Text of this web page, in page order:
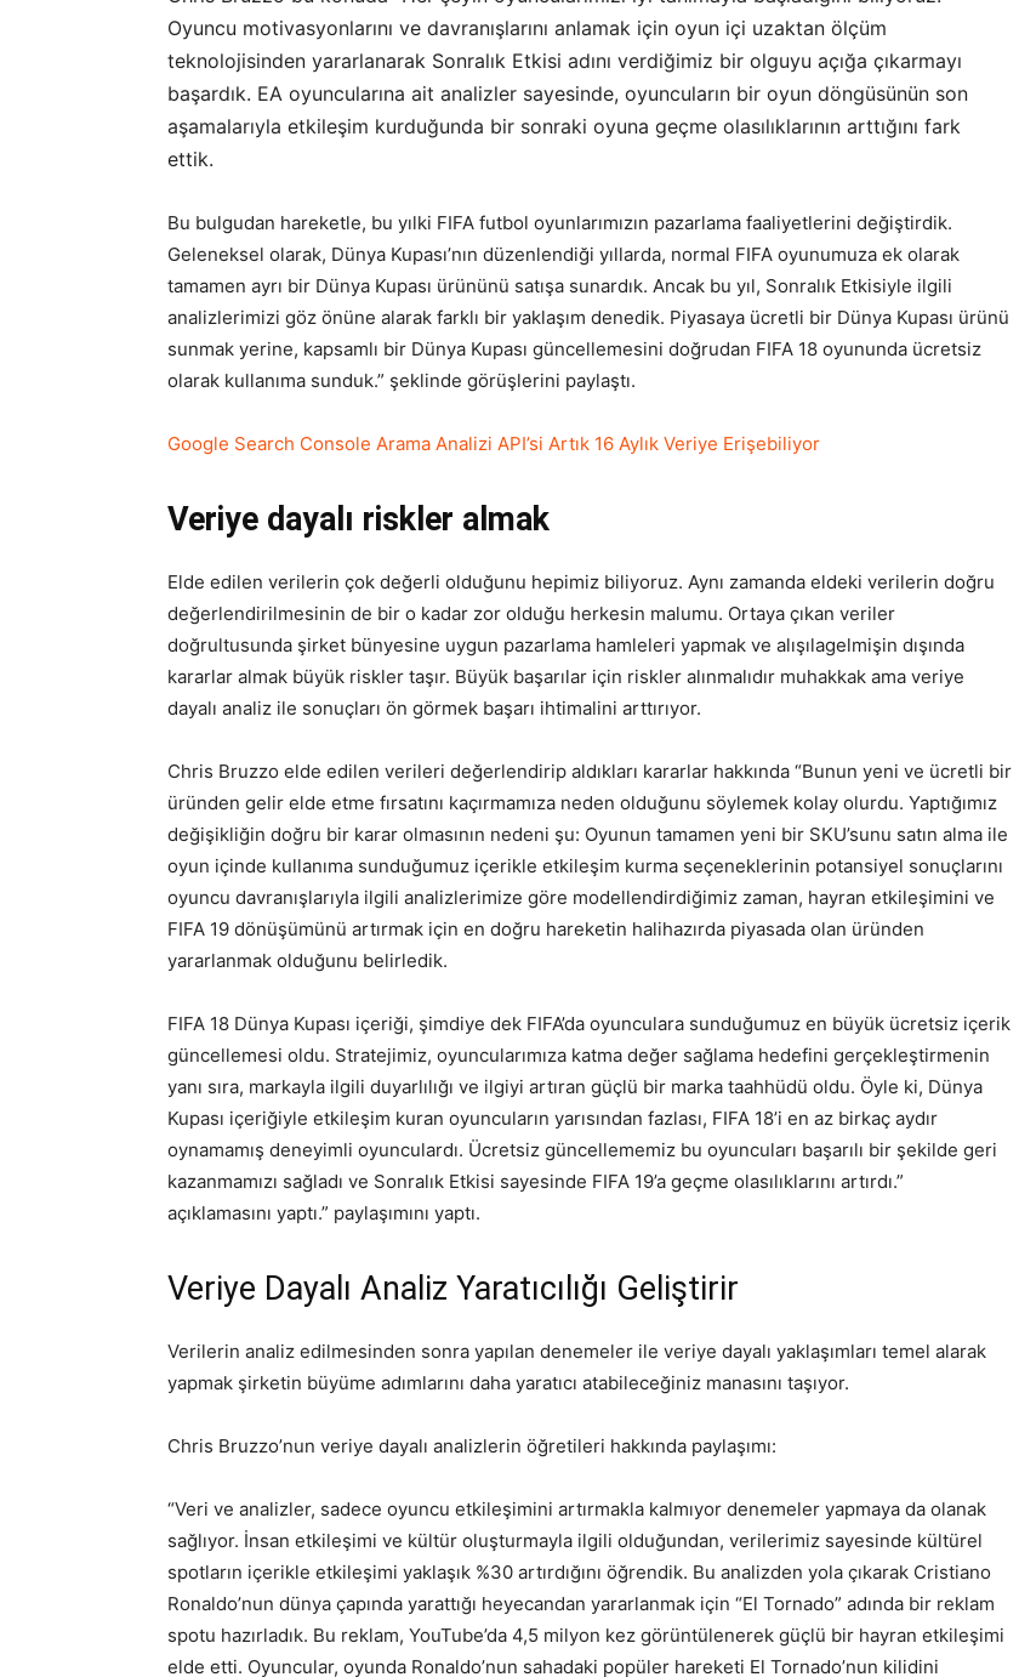
Oyuncu motivasyonlarını ve davranışlarını anlamak için oyun içi uzaktan ölçüm
teknolojisinden yararlanarak Sonralık Etkisi adını verdiğimiz bir olguyu açığa çıkarmayı
başardık. EA oyuncularına ait analizler sayesinde, oyuncuların bir oyun döngüsünün son
aşamalarıyla etkileşim kurduğunda bir sonraki oyuna geçme olasılıklarının arttığını fark
ettik.
Bu bulgudan hareketle, bu yılki FIFA futbol oyunlarımızın pazarlama faaliyetlerini değiştirdik.
Geleneksel olarak, Dünya Kupası’nın düzenlendiği yıllarda, normal FIFA oyunumuza ek olarak
tamamen ayrı bir Dünya Kupası ürününü satışa sunardık. Ancak bu yıl, Sonralık Etkisiyle ilgili
analizlerimizi göz önüne alarak farklı bir yaklaşım denedik. Piyasaya ücretli bir Dünya Kupası ürünü
sunmak yerine, kapsamlı bir Dünya Kupası güncellemesini doğrudan FIFA 18 oyununda ücretsiz
olarak kullanıma sunduk.” şeklinde görüşlerini paylaştı.
Google Search Console Arama Analizi API’si Artık 16 Aylık Veriye Erişebiliyor
Veriye dayalı riskler almak
Elde edilen verilerin çok değerli olduğunu hepimiz biliyoruz. Aynı zamanda eldeki verilerin doğru
değerlendirilmesinin de bir o kadar zor olduğu herkesin malumu. Ortaya çıkan veriler
doğrultusunda şirket bünyesine uygun pazarlama hamleleri yapmak ve alışılagelmişin dışında
kararlar almak büyük riskler taşır. Büyük başarılar için riskler alınmalıdır muhakkak ama veriye
dayalı analiz ile sonuçları ön görmek başarı ihtimalini arttırıyor.
Chris Bruzzo elde edilen verileri değerlendirip aldıkları kararlar hakkında “Bunun yeni ve ücretli bir
üründen gelir elde etme fırsatını kaçırmamıza neden olduğunu söylemek kolay olurdu. Yaptığımız
değişikliğin doğru bir karar olmasının nedeni şu: Oyunun tamamen yeni bir SKU’sunu satın alma ile
oyun içinde kullanıma sunduğumuz içerikle etkileşim kurma seçeneklerinin potansiyel sonuçlarını
oyuncu davranışlarıyla ilgili analizlerimize göre modellendirdiğimiz zaman, hayran etkileşimini ve
FIFA 19 dönüşümünü artırmak için en doğru hareketin halihazırda piyasada olan üründen
yararlanmak olduğunu belirledik.
FIFA 18 Dünya Kupası içeriği, şimdiye dek FIFA’da oyunculara sunduğumuz en büyük ücretsiz içerik
güncellemesi oldu. Stratejimiz, oyuncularımıza katma değer sağlama hedefini gerçekleştirmenin
yanı sıra, markayla ilgili duyarlılığı ve ilgiyi artıran güçlü bir marka taahhüdü oldu. Öyle ki, Dünya
Kupası içeriğiyle etkileşim kuran oyuncuların yarısından fazlası, FIFA 18’i en az birkaç aydır
oynamamış deneyimli oyunculardı. Ücretsiz güncellememiz bu oyuncuları başarılı bir şekilde geri
kazanmamızı sağladı ve Sonralık Etkisi sayesinde FIFA 19’a geçme olasılıklarını artırdı.”
açıklamasını yaptı.” paylaşımını yaptı.
Veriye Dayalı Analiz Yaratıcılığı Geliştirir
Verilerin analiz edilmesinden sonra yapılan denemeler ile veriye dayalı yaklaşımları temel alarak
yapmak şirketin büyüme adımlarını daha yaratıcı atabileceğiniz manasını taşıyor.
Chris Bruzzo’nun veriye dayalı analizlerin öğretileri hakkında paylaşımı:
“Veri ve analizler, sadece oyuncu etkileşimini artırmakla kalmıyor denemeler yapmaya da olanak
sağlıyor. İnsan etkileşimi ve kültür oluşturmayla ilgili olduğundan, verilerimiz sayesinde kültürel
spotların içerikle etkileşimi yaklaşık %30 artırdığını öğrendik. Bu analizden yola çıkarak Cristiano
Ronaldo’nun dünya çapında yarattığı heyecandan yararlanmak için “El Tornado” adında bir reklam
spotu hazırladık. Bu reklam, YouTube’da 4,5 milyon kez görüntülenerek güçlü bir hayran etkileşimi
elde etti. Oyuncular, oyunda Ronaldo’nun sahadaki popüler hareketi El Tornado’nun kilidini